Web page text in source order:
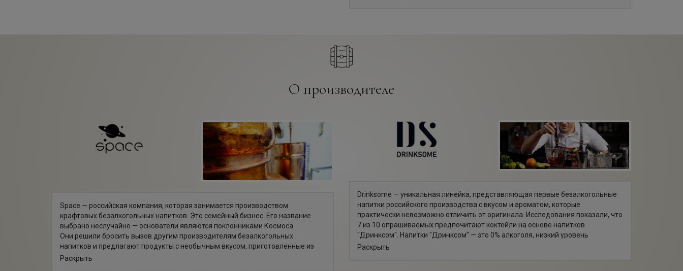
О производителе
Space — российская компания, которая занимается производством
крафтовых безалкогольных напитков. Это семейный бизнес. Его название
выбрано неслучайно — основатели являются поклонниками Космоса.
Они решили бросить вызов другим производителям безалкогольных
напитков и предлагают продукты с необычным вкусом, приготовленные из
локальных ингредиентов. Трепетное отношение к деталям — от состава
Раскрыть
Drinksome — уникальная линейка, представляющая первые безалкогольные
напитки российского производства с вкусом и ароматом, которые
практически невозможно отличить от оригинала. Исследования показали, что
7 из 10 опрашиваемых предпочитают коктейли на основе напитков
"Дринксом". Напитки "Дринксом" — это 0% алкоголя, низкий уровень
калорийности, отсутствие глютена и ГМО, ручная работа. Столько
Раскрыть